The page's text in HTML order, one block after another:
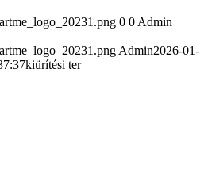
0 0 Admin
Admin2026-01-
kiürítési ter